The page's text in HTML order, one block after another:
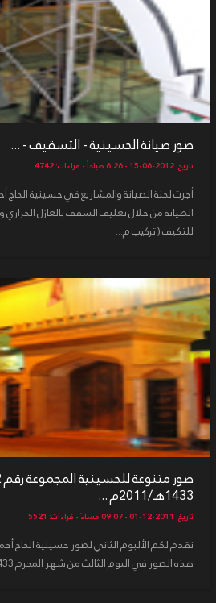
صور صيانة الحسينية - التسقيف - ...
تاريخ: 2012-06-15 - 6:26 صباحاً - قراءات: 4742
أجرت لجنة الصيانة والمشاريع في حسينية
الصيانة من خلال تغليف السقف بالعازل الحراري
للتكيف ( تركيب م...
1433هـ/2011م ...
تاريخ: 2011-12-01 - 09:07 مساءً - قراءات: 5521
نقدم لكم الألبوم الثاني لصور حسينية
هذه الصور في اليوم الثالث من شهر المحرم 1433هـ بعد تركيب السواد....